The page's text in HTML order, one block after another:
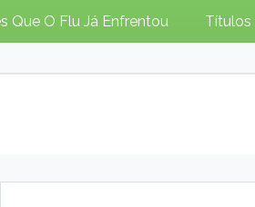
Que O Flu Já Enfrentou Títulos